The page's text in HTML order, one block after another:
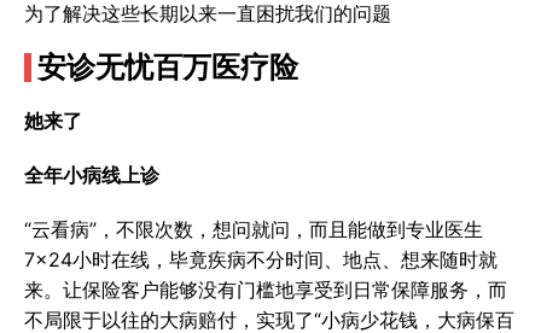
为了解决这些长期以来一直困扰我们的问题
安诊无忧百万医疗险
她来了
全年小病线上诊
“云看病”，不限次数，想问就问，而且能做到专业医生
7×24小时在线，毕竟疾病不分时间、地点、想来随时就
来。让保险客户能够没有门槛地享受到日常保障服务，而
不局限于以往的大病赔付，实现了“小病少花钱，大病保百